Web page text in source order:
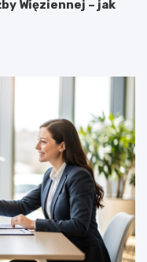
Więziennej – jak